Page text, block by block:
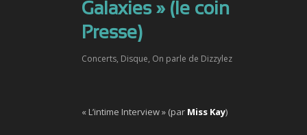
Galaxies » (le coin
Presse)
Concerts, Disque, On parle de Dizzylez
« L’intime Interview » (par Miss Kay)